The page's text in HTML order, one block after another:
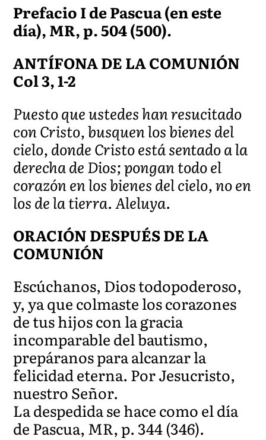
Prefacio I de Pascua (en este
día), MR, p. 504 (500).
ANTÍFONA DE LA COMUNIÓN
Col 3, 1-2
Puesto que ustedes han resucitado
con Cristo, busquen los bienes del
cielo, donde Cristo está sentado a la
derecha de Dios; pongan todo el
corazón en los bienes del cielo, no en
los de la tierra. Aleluya.
ORACIÓN DESPUÉS DE LA
COMUNIÓN
Escúchanos, Dios todopoderoso,
y, ya que colmaste los corazones
de tus hijos con la gracia
incomparable del bautismo,
prepáranos para alcanzar la
felicidad eterna. Por Jesucristo,
nuestro Señor.
La despedida se hace como el día
de Pascua, MR, p. 344 (346).